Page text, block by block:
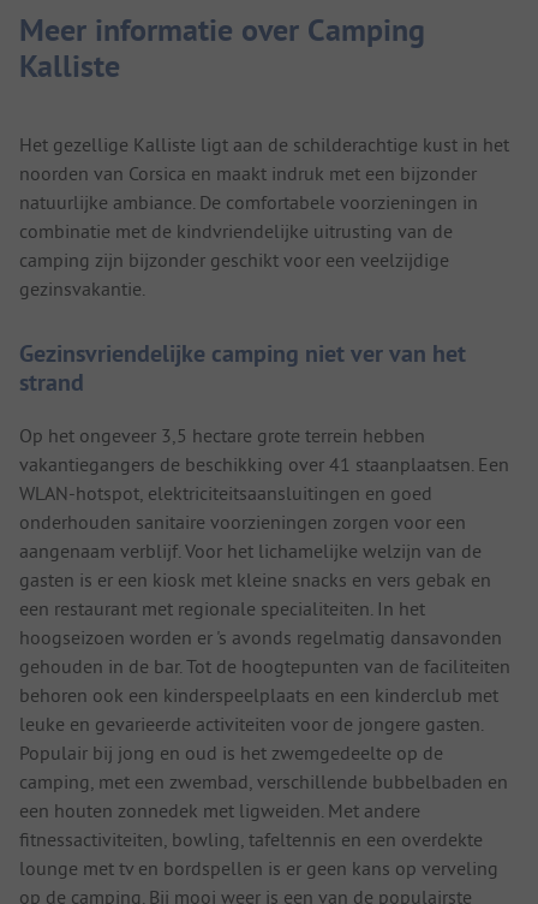
waren dat we er niet van konden slapen. In ieder
geval leek het probleem bekend te zijn toen we
muizen besmette stacaravan?
Alleen het zwembad verdient lof. Vier sterren voor
deze camping is een lachertje, we kunnen het in
geen geval aanraden en zullen in de nabije
toekomst niet meer met Homair op vakantie gaan.
Meer informatie over Camping
Kalliste
Het gezellige Kalliste ligt aan de schilderachtige kust in het
noorden van Corsica en maakt indruk met een bijzonder
natuurlijke ambiance. De comfortabele voorzieningen in
combinatie met de kindvriendelijke uitrusting van de
camping zijn bijzonder geschikt voor een veelzijdige
gezinsvakantie.
Gezinsvriendelijke camping niet ver van het
strand
Op het ongeveer 3,5 hectare grote terrein hebben
vakantiegangers de beschikking over 41 staanplaatsen. Een
WLAN-hotspot, elektriciteitsaansluitingen en goed
onderhouden sanitaire voorzieningen zorgen voor een
aangenaam verblijf. Voor het lichamelijke welzijn van de
gasten is er een kiosk met kleine snacks en vers gebak en
een restaurant met regionale specialiteiten. In het
hoogseizoen worden er 's avonds regelmatig dansavonden
gehouden in de bar. Tot de hoogtepunten van de faciliteiten
behoren ook een kinderspeelplaats en een kinderclub met
leuke en gevarieerde activiteiten voor de jongere gasten.
Populair bij jong en oud is het zwemgedeelte op de
camping, met een zwembad, verschillende bubbelbaden en
een houten zonnedek met ligweiden. Met andere
fitnessactiviteiten, bowling, tafeltennis en een overdekte
lounge met tv en bordspellen is er geen kans op verveling
op de camping. Bij mooi weer is een van de populairste